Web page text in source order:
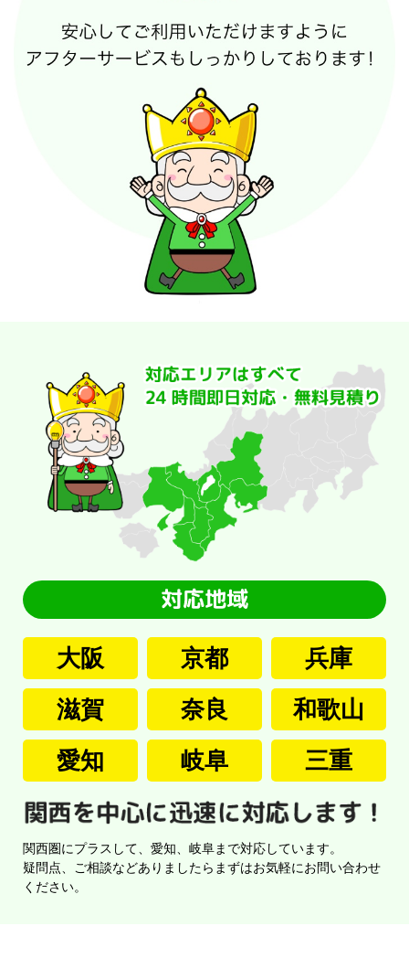
大阪 京都
兵庫
滋賀
奈良
和歌山
愛知
岐阜 三重
関西圏にプラスして、愛知、岐阜まで対応しています。
疑問点、ご相談などありましたらまずはお気軽にお問い合わせ
ください。